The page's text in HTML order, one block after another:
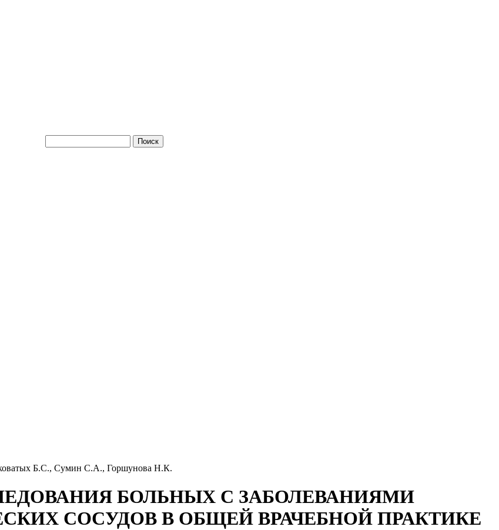
Б.С., Сумин С.А., Горшунова Н.К.
БОЛЬНЫХ С ЗАБОЛЕВАНИЯМИ
СОСУДОВ В ОБЩЕЙ ВРАЧЕБНОЙ ПРАКТИКЕ